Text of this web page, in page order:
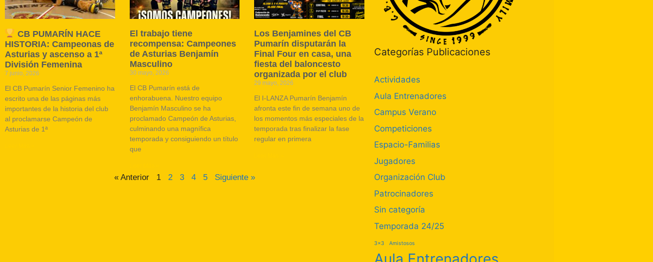
CB PUMARÍN HACE
HISTORIA: Campeonas de
Asturias y ascenso a 1ª
División Femenina
7 junio, 2026
El CB Pumarín Senior Femenino ha
escrito una de las páginas más
importantes de la historia del club
al proclamarse Campeón de
Asturias de 1ª
El trabajo tiene
recompensa: Campeones
de Asturias Benjamín
Masculino
30 mayo, 2026
El CB Pumarín está de
enhorabuena. Nuestro equipo
Benjamín Masculino se ha
proclamado Campeón de Asturias,
culminando una magnífica
temporada y consiguiendo un título
que
Los Benjamines del CB
Pumarín disputarán la
Final Four en casa, una
fiesta del baloncesto
organizada por el club
29 mayo, 2026
El I-LANZA Pumarín Benjamín
afronta este fin de semana uno de
los momentos más especiales de la
temporada tras finalizar la fase
regular en primera
« Anterior 1 2 3 4 5 Siguiente »
Categorías Publicaciones
Actividades
Aula Entrenadores
Campus Verano
Competiciones
Espacio-Familias
Jugadores
Organización Club
Patrocinadores
Sin categoría
Temporada 24/25
3x3 Amistosos